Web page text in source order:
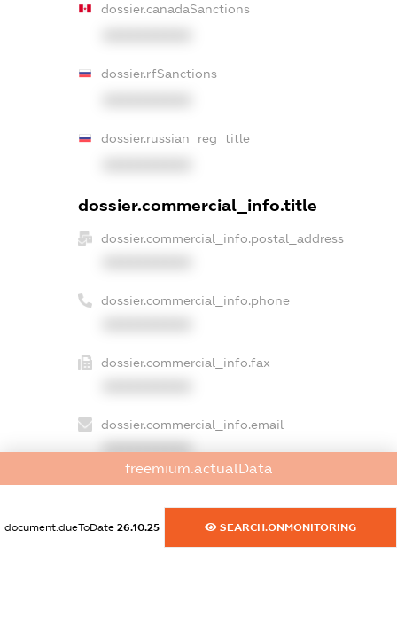
dossier.canadaSanctions
dossier.rfSanctions
dossier.russian_reg_title
dossier.commercial_info.title
dossier.commercial_info.postal_address
dossier.commercial_info.phone
dossier.commercial_info.fax
dossier.commercial_info.email
XXXXXXXXXX
dossier.commercial_info.website
XXXXXXXXXX
dossier.commercial_info.activity
freemium.actualData
document.dueToDate 26.10.25 SEARCH.ONMONITORING